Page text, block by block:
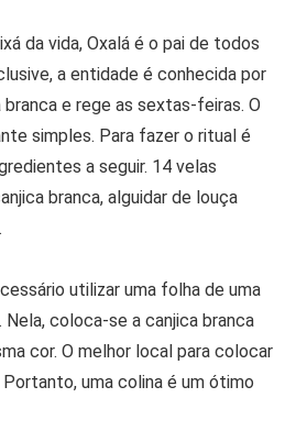
da vida, Oxalá é o pai de todos
a entidade é conhecida por
e rege as sextas-feiras. O
simples. Para fazer o ritual é
a seguir. 14 velas
branca, alguidar de louça
utilizar uma folha de uma
coloca-se a canjica branca
cor. O melhor local para colocar
uma colina é um ótimo